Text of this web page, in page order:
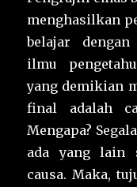
menghasilkan
belajar
ilmu
yang demikian
final adalah
Mengapa?
ada yang lain
causa. Maka,